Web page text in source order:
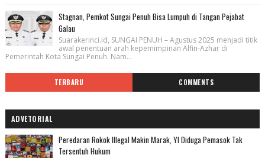
Stagnan, Pemkot Sungai Penuh Bisa Lumpuh di Tangan Pejabat
Galau
Suarakerinci.id, SUNGAI PENUH – Agustus 2025 menjadi titik
awal penentuan arah kepemimpinan Alfin-Azhar di
Pemerintah Kota Sungai Penuh. Nam...
TERBARU COMMENTS
ADVETORIAL
Peredaran Rokok Illegal Makin Marak, YI Diduga Pemasok Tak
Tersentuh Hukum